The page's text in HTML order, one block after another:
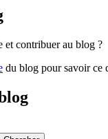
et contribuer au blog ?
du blog pour savoir ce